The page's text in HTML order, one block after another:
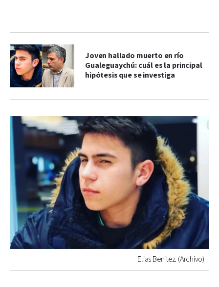
Joven hallado muerto en río
Gualeguaychú: cuál es la principal
hipótesis que se investiga
Elías Benítez. (Archivo)